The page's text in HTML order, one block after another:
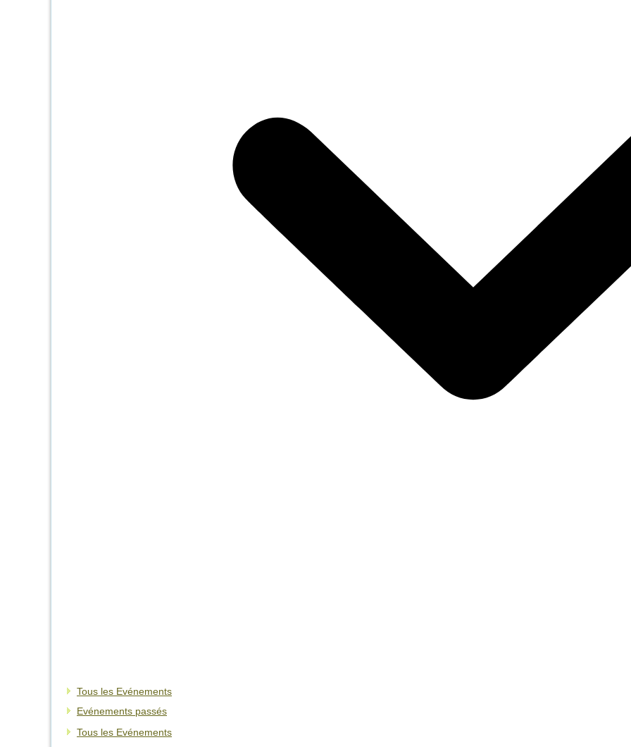
Tous les Evénements
Evénements passés
Tous les Evénements